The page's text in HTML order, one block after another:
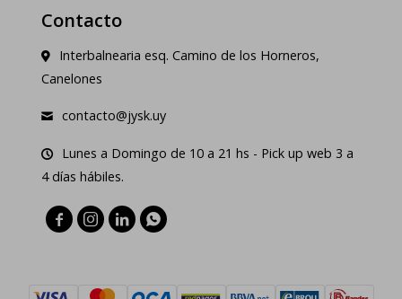
Contacto
Interbalnearia esq. Camino de los Horneros,
Canelones
contacto@jysk.uy
Lunes a Domingo de 10 a 21 hs - Pick up web 3 a
4 días hábiles.
   